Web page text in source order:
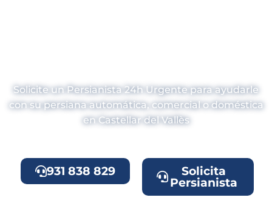
Solicite un Persianista 24h Urgente para ayudarle
con su persiana automática, comercial o doméstica
en Castellar del Vallès
931 838 829
Solicita
Persianista